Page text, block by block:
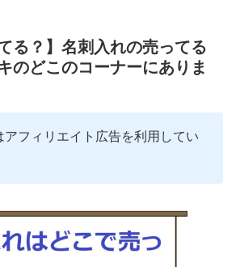
る？】名刺入れの売ってる
のどこのコーナーにありま
フィリエイト広告を利用してい